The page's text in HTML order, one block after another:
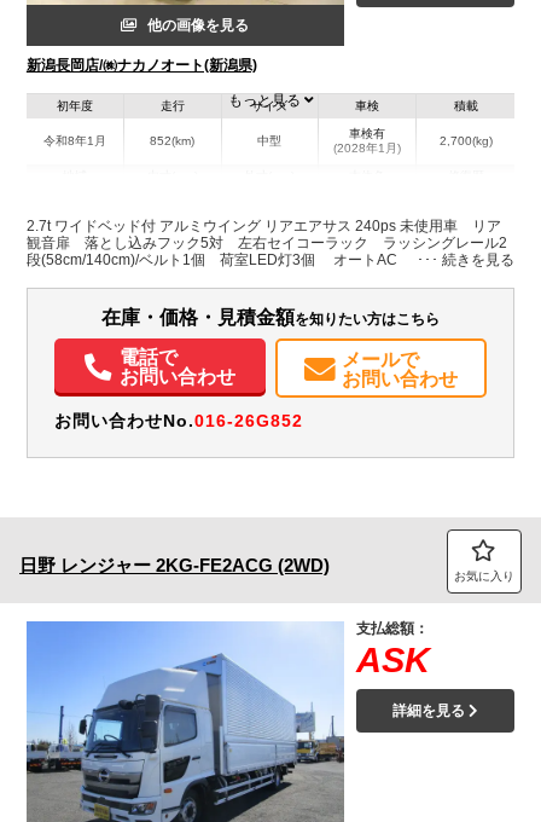
他の画像を見る
新潟長岡店/㈱ナカノオート(新潟県)
初年度
令和8年1月
走行
852(km)
サイズ
中型
車検
車検有
(2028年1月)
積載
2,700(kg)
新潟県
W:2,400
H:2,420
W:2,490
H:3,520
パワステ パワーウィンドウ ABS エアバッグ
集中ドアロック
電動格納ミラー
エアサスシート バックモニター
取扱説明書（一部含む）
メンテナンスノート（保証書）
もっと見る
2.7t ワイドベッド付 アルミウイング リアエアサス 240ps 未使用車 リア
観音扉 落とし込みフック5対 左右セイコーラック ラッシングレール2
段(58cm/140cm)/ベルト1個 荷室LED灯3個 オートAC PS PW
Bluetooth バックモニター アドブルー ターボ 排気ブレーキ
在庫・価格・見積金額を知りたい方はこちら
電話で
お問い合わせ
メールで
お問い合わせ
お問い合わせNo.016-26G852
日野 レンジャー 2KG-FE2ACG (2WD) お気に入り
支払総額：
ASK
詳細を見る